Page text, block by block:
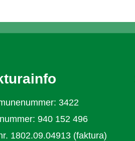
3422
940 152 496
1802.09.04913 (faktura)